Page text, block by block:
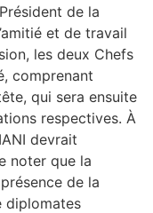
de la
et de travail
les deux Chefs
comprenant
qui sera ensuite
respectives. À
devrait
noter que la
de la
diplomates